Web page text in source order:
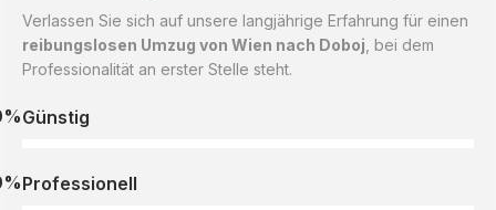
Verlassen Sie sich auf unsere langjährige Erfahrung für einen
reibungslosen Umzug von Wien nach Doboj , bei dem
Professionalität an erster Stelle steht.
Günstig
Professionell